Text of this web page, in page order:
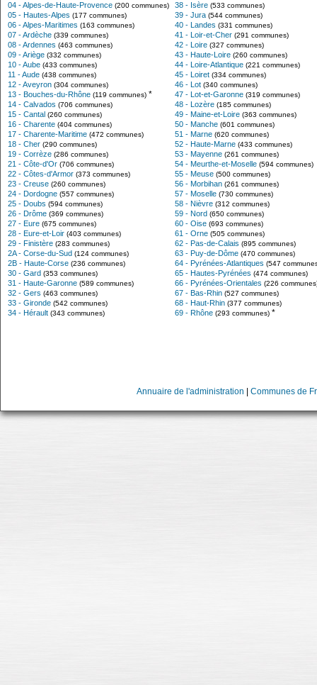
04 - Alpes-de-Haute-Provence (200 communes)
05 - Hautes-Alpes (177 communes)
06 - Alpes-Maritimes (163 communes)
07 - Ardèche (339 communes)
08 - Ardennes (463 communes)
09 - Ariège (332 communes)
10 - Aube (433 communes)
11 - Aude (438 communes)
12 - Aveyron (304 communes)
13 - Bouches-du-Rhône (119 communes) *
14 - Calvados (706 communes)
15 - Cantal (260 communes)
16 - Charente (404 communes)
17 - Charente-Maritime (472 communes)
18 - Cher (290 communes)
19 - Corrèze (286 communes)
21 - Côte-d'Or (706 communes)
22 - Côtes-d'Armor (373 communes)
23 - Creuse (260 communes)
24 - Dordogne (557 communes)
25 - Doubs (594 communes)
26 - Drôme (369 communes)
27 - Eure (675 communes)
28 - Eure-et-Loir (403 communes)
29 - Finistère (283 communes)
2A - Corse-du-Sud (124 communes)
2B - Haute-Corse (236 communes)
30 - Gard (353 communes)
31 - Haute-Garonne (589 communes)
32 - Gers (463 communes)
33 - Gironde (542 communes)
34 - Hérault (343 communes)
38 - Isère (533 communes)
39 - Jura (544 communes)
40 - Landes (331 communes)
41 - Loir-et-Cher (291 communes)
42 - Loire (327 communes)
43 - Haute-Loire (260 communes)
44 - Loire-Atlantique (221 communes)
45 - Loiret (334 communes)
46 - Lot (340 communes)
47 - Lot-et-Garonne (319 communes)
48 - Lozère (185 communes)
49 - Maine-et-Loire (363 communes)
50 - Manche (601 communes)
51 - Marne (620 communes)
52 - Haute-Marne (433 communes)
53 - Mayenne (261 communes)
54 - Meurthe-et-Moselle (594 communes)
55 - Meuse (500 communes)
56 - Morbihan (261 communes)
57 - Moselle (730 communes)
58 - Nièvre (312 communes)
59 - Nord (650 communes)
60 - Oise (693 communes)
61 - Orne (505 communes)
62 - Pas-de-Calais (895 communes)
63 - Puy-de-Dôme (470 communes)
64 - Pyrénées-Atlantiques (547
65 - Hautes-Pyrénées (474 communes)
66 - Pyrénées-Orientales (226
67 - Bas-Rhin (527 communes)
68 - Haut-Rhin (377 communes)
69 - Rhône (293 communes) *
Annuaire de l'administration Communes de